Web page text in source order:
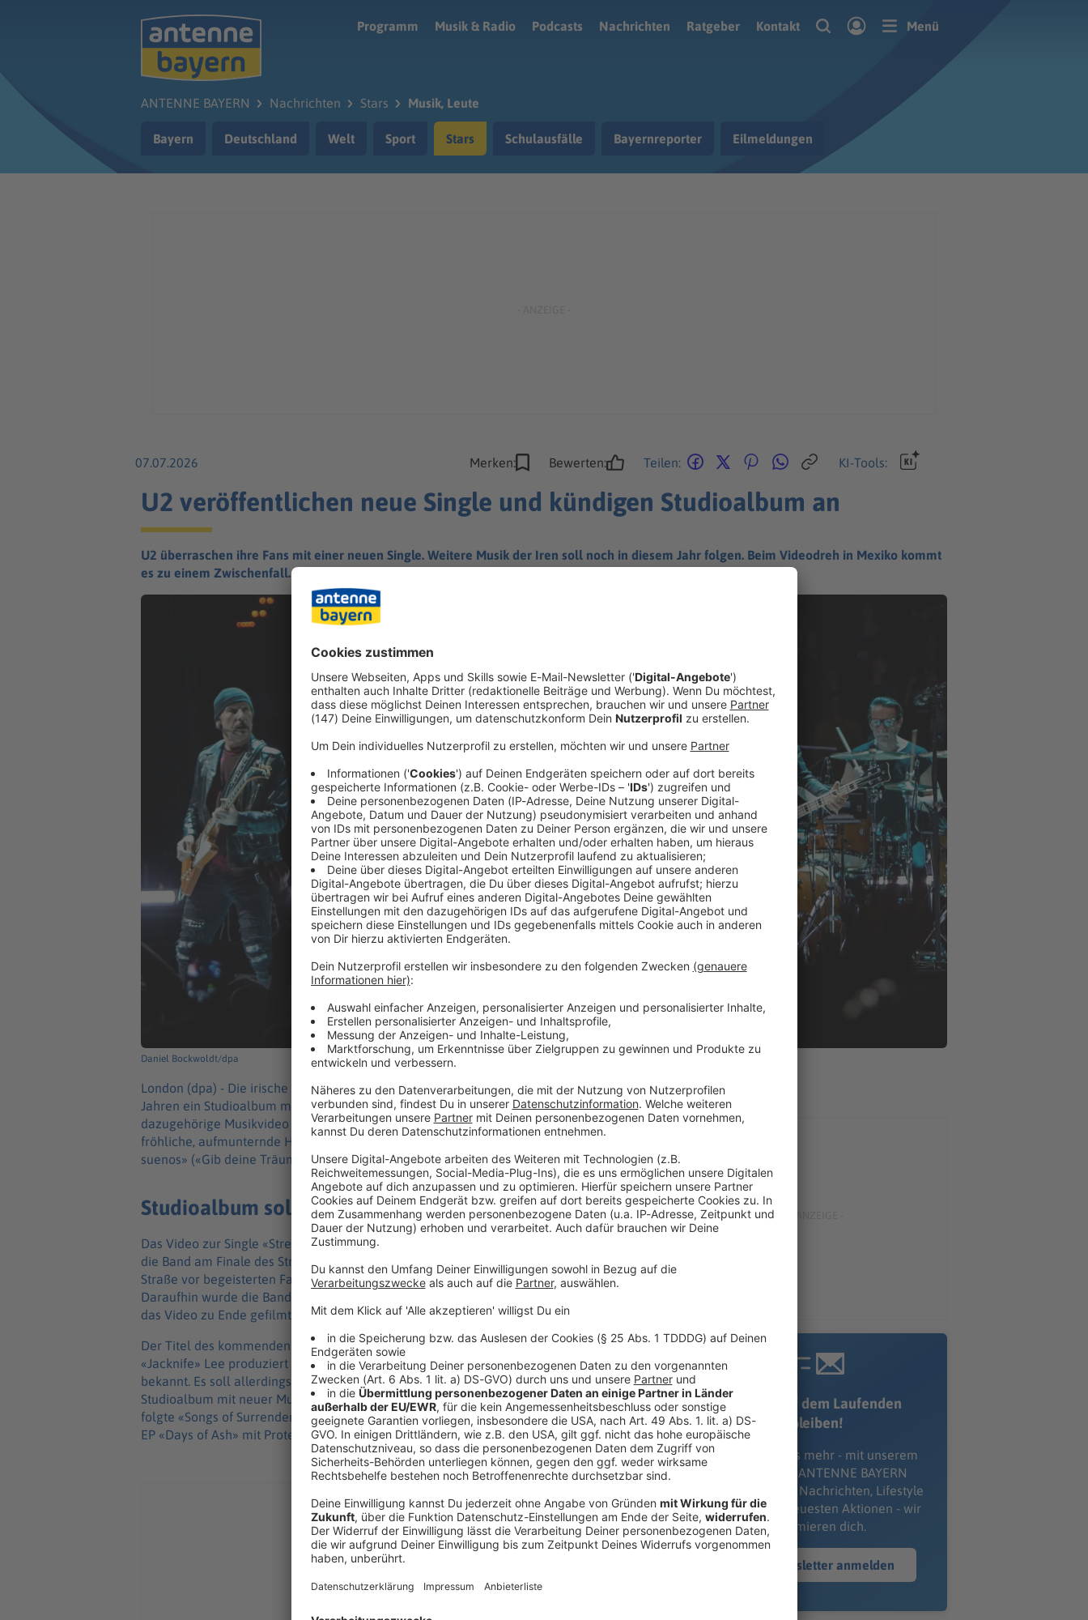
Programm
Musik & Radio Podcasts Nachrichten Ratgeber Kontakt Menü
ANTENNE BAYERN Nachrichten Stars Musik, Leute
Bayern Deutschland Welt Sport Stars Schulausfälle Bayernreporter Eilmeldungen
07.07.2026 Merken: Bewerten: Teilen: KI-Tools:
U2 veröffentlichen neue Single und kündigen Studioalbum an
U2 überraschen ihre Fans mit einer neuen Single. Weitere Musik der Iren soll noch in diesem Jahr folgen. Beim Videodreh in Mexiko kommt
es zu einem Zwischenfall.
Daniel Bockwoldt/dpa
London (dpa) - Die irische Rockband U2 («With or Without You») wird erstmals seit neun
Jahren ein Studioalbum mit neuen Songs herausbringen. Die erste Single daraus und das
dazugehörige Musikvideo haben U2 jetzt veröffentlicht. «Street of Dreams» ist eine
fröhliche, aufmunternde Hymne mit ein paar Textzeilen auf Spanisch. «No abandones tus
suenos» («Gib deine Träume nicht auf»), singt Frontmann Bono.
Studioalbum soll noch in diesem Jahr kommen
Das Video zur Single «Street of Dreams» wurde im Mai in Mexiko-Stadt gedreht. Dort nahm
die Band am Finale des Street Child World Cup 2026 teil und spielte den neuen Song auf der
Straße vor begeisterten Fans. Wegen Starkregens und Gewitter fiel ein Generator aus.
Daraufhin wurde die Band von Anwohnern auf den Balkon einer Wohnung eingeladen, wo
das Video zu Ende gefilmt wurde.
Der Titel des kommenden Albums, das vom langjährigen U2-Weggefährten Garret
«Jacknife» Lee produziert wurde, und das Erscheinungsdatum wurden zunächst nicht
bekannt. Es soll allerdings noch in diesem Jahr veröffentlicht werden. Ihr bislang letztes
Studioalbum mit neuer Musik, «Songs of Experience», hatten U2 2017 veröffentlicht. 2023
folgte «Songs of Surrender» mit Neuaufnahmen älterer U2-Lieder. Im Februar erschiene die
EP «Days of Ash» mit Protestsongs.
Immer auf dem Laufenden
bleiben!
Verpass' nichts mehr - mit unserem
kostenlosen ANTENNE BAYERN
Newsletter. Ob Nachrichten, Lifestyle
oder unsere neuesten Aktionen - wir
informieren dich.
Zum Newsletter anmelden